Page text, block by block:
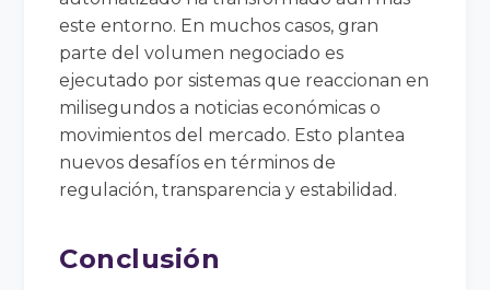
este entorno. En muchos casos, gran
parte del volumen negociado es
ejecutado por sistemas que reaccionan en
milisegundos a noticias económicas o
movimientos del mercado. Esto plantea
nuevos desafíos en términos de
regulación, transparencia y estabilidad.
Conclusión